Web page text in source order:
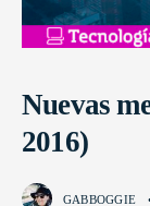
Nuevas
2016)
GABBOGGIE